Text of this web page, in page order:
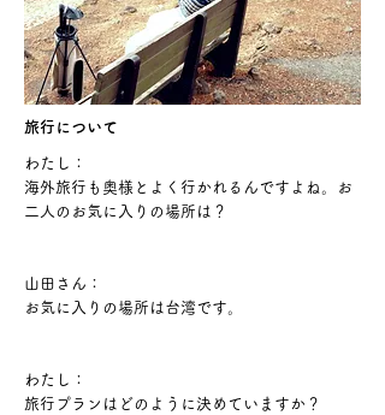
旅行について
わたし：
海外旅行も奥様とよく行かれるんですよね。お
二人のお気に入りの場所は？
山田さん：
お気に入りの場所は台湾です。
わたし：
旅行プランはどのように決めていますか？